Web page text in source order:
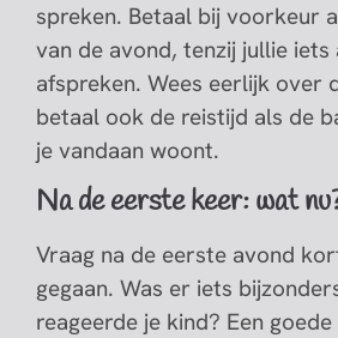
spreken. Betaal bij voorkeur
van de avond, tenzij jullie iets
afspreken. Wees eerlijk over
betaal ook de reistijd als de
je vandaan woont.
Na de eerste keer: wat
Vraag na de eerste avond
gegaan. Was er iets
reageerde je kind? Een